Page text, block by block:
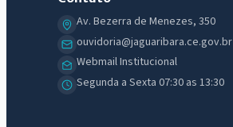
Av. Bezerra de Menezes, 350
ouvidoria@jaguaribara.ce.gov.br
Webmail Institucional
Segunda a Sexta 07:30 as 13:30